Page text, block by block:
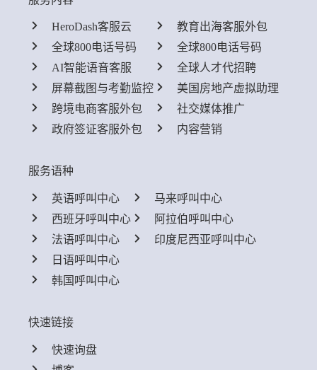
HeroDash客服云
全球800电话号码
AI智能语音客服
屏幕截图与考勤监控
跨境电商客服外包
政府签证客服外包
教育出海客服外包
全球800电话号码
全球人才代招聘
美国房地产虚拟助理
社交媒体推广
内容营销
服务语种
英语呼叫中心
西班牙呼叫中心
法语呼叫中心
日语呼叫中心
韩国呼叫中心
马来呼叫中心
阿拉伯呼叫中心
印度尼西亚呼叫中心
快速链接
快速询盘